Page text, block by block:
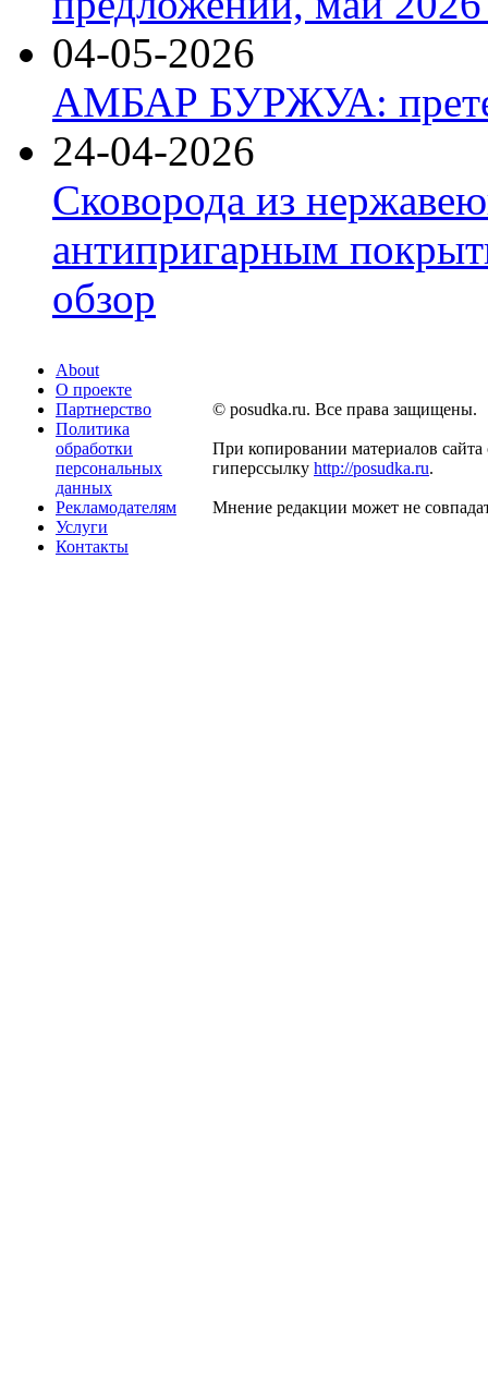
04-05-2026
АМБАР БУРЖУА:
24-04-2026
Сковорода из
антипригарным
обзор
About
О проекте
Партнерство
Политика
обработки
персональных
данных
Рекламодателям
Услуги
Контакты
© posudka.ru. Все права защищены.
При копировании материалов сайта
гиперссылку http://posudka.ru.
Мнение редакции может не